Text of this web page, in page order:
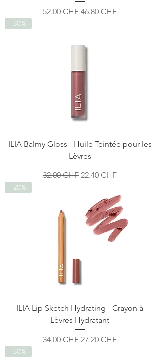
Prix original
52.00 CHF Prix promotionnel
46.80 CHF
-30%
ILIA Balmy Gloss - Huile Teintée pour les
Lèvres
Prix original
32.00 CHF Prix promotionnel
22.40 CHF
-20%
ILIA Lip Sketch Hydrating - Crayon à
Lèvres Hydratant
Prix original
34.00 CHF Prix promotionnel
27.20 CHF
-50%